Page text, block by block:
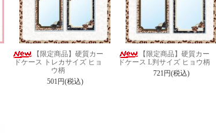
【限定商品】硬質カー
ドケース トレカサイズ ヒョ
ウ柄
501円(税込)
【限定商品】硬質カー
ドケース L判サイズ ヒョウ柄
721円(税込)